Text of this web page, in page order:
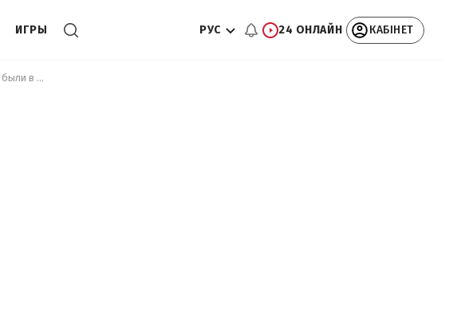
ИГРЫ РУС 24 ОНЛАЙН КАБІНЕТ
Скандал с питанием в Минобороны: какие цены на продукты были в 2022 году